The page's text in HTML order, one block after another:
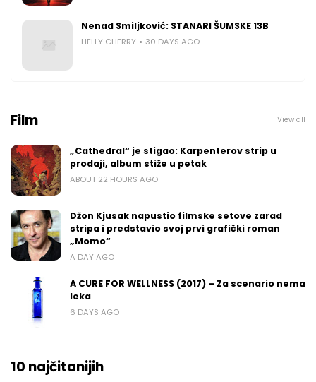
Nenad Smiljković: STANARI ŠUMSKE 13B
HELLY CHERRY 30 DAYS AGO
Film View all
„Cathedral“ je stigao: Karpenterov strip u
prodaji, album stiže u petak
ABOUT 22 HOURS AGO
Džon Kjusak napustio filmske setove zarad
stripa i predstavio svoj prvi grafički roman
„Momo“
A DAY AGO
A CURE FOR WELLNESS (2017) – Za scenario nema
leka
6 DAYS AGO
10 najčitanijih